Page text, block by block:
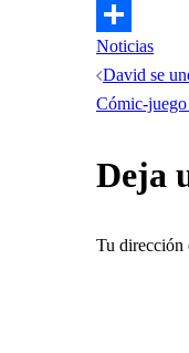
Email
Compartir
Noticias
David se
Cómic-
Deja
Tu dirección